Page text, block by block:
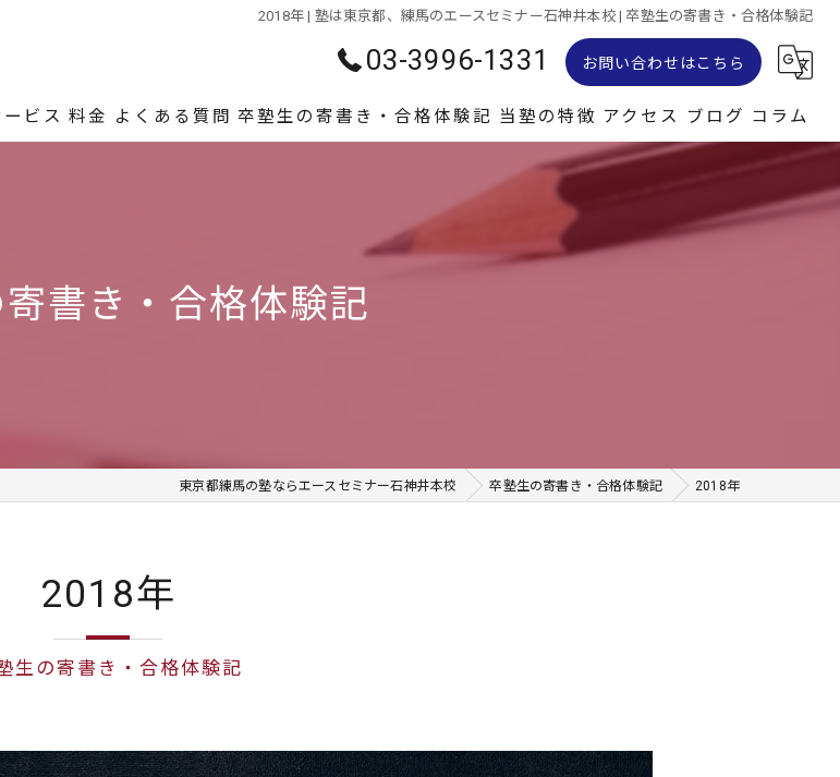
2018年 | 塾は東京都、練馬のエースセミナー石神井本校 | 卒塾生の寄書き・合格体験記
03-3996-1331 お問い合わせはこちら
ビス 料金 よくある質問 卒塾生の寄書き・合格体験記 当塾の特徴 アクセス ブログ コラム
書き・合格体験記
東京都練馬の塾ならエースセミナー石神井本校 卒塾生の寄書き・合格体験記 2018年
生の寄書き・合格体験記
2018年